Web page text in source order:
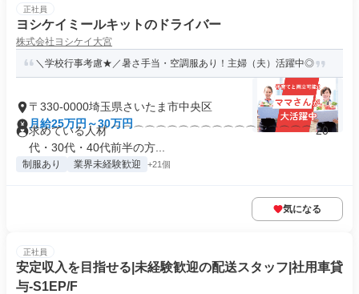
正社員
ヨシケイミールキットのドライバー
株式会社ヨシケイ大宮
＼学校行事考慮★／暑さ手当・空調服あり！主婦（夫）活躍中◎
〒330-0000埼玉県さいたま市中央区
月給25万円～30万円
求めている人材 ⌒⌒⌒⌒⌒⌒⌒⌒⌒⌒⌒⌒⌒⌒⌒⌒⌒⌒ 20
代・30代・40代前半の方...
制服あり 業界未経験歓迎 +21個
気になる
正社員
安定収入を目指せる|未経験歓迎の配送スタッフ|社用車貸
与-S1EP/F